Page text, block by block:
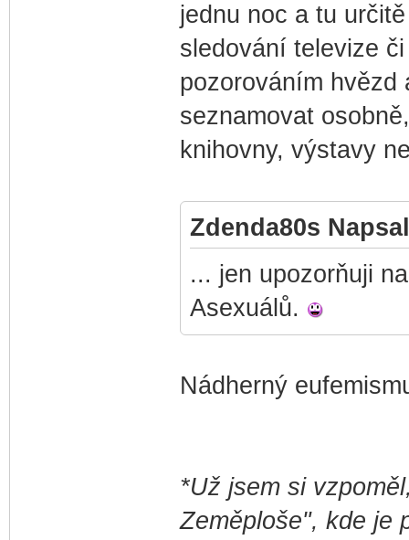
jednu noc a tu
sledování televize
pozorováním
seznamovat
knihovny, výstavy
Zdenda80s
... jen upozorňuji
Asexuálů.
Nádherný
*Už jsem si
Zeměploše", kde je